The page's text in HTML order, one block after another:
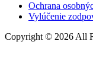
Ochrana
Vylúčenie
Copyright © 2026 All